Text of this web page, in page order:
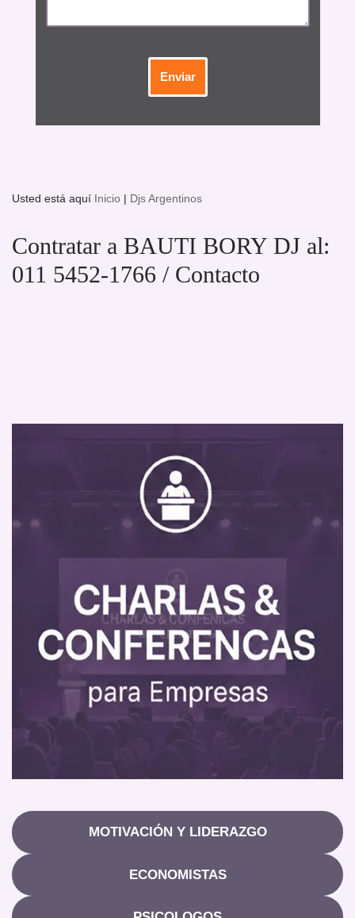
Usted está aquí Inicio | Djs Argentinos
Contratar a BAUTI BORY DJ al:
011 5452-1766 / Contacto
MOTIVACIÓN Y LIDERAZGO
ECONOMISTAS